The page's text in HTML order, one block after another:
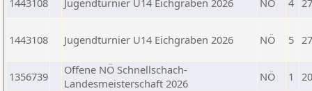
1443108 Jugendturnier U14 Eichgraben 2026 NÖ 4
1443108 Jugendturnier U14 Eichgraben 2026 NÖ 5
1356739
Offene NÖ Schnellschach-
Landesmeisterschaft 2026
NÖ 1